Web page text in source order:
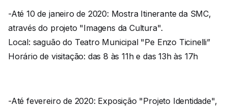
-Até 10 de janeiro de 2020: Mostra Itinerante da SMC,
através do projeto "Imagens da Cultura".
Local: saguão do Teatro Municipal "Pe Enzo Ticinelli”
Horário de visitação: das 8 às 11h e das 13h às 17h
-Até fevereiro de 2020: Exposição "Projeto Identidade",